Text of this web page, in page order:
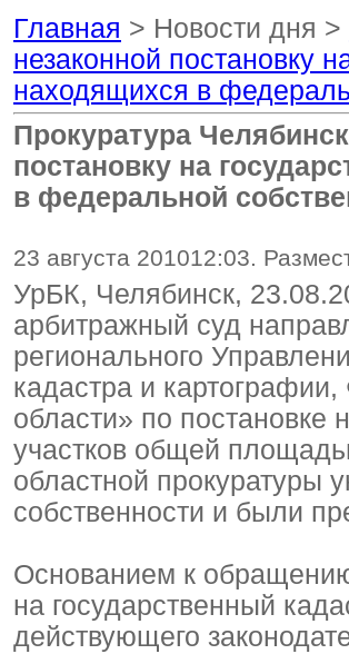
Главная > Новости дня >
незаконной постановку
находящихся в
Прокуратура
постановку на
в федеральной
23 августа 201012:03.
УрБК, Челябинск,
арбитражный суд
регионального
кадастра и
области» по постановке
участков общей
областной прокуратуры
собственности и были
Основанием к
на государственный
действующего